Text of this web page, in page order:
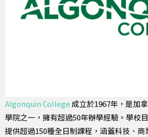
Algonquin College 成立於1967年，是加
學院之一，擁有超過50年辦學經驗。學校
提供超過150種全日制課程，涵蓋科技、